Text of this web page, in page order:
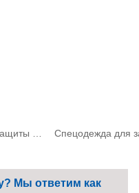
Мы ответим как